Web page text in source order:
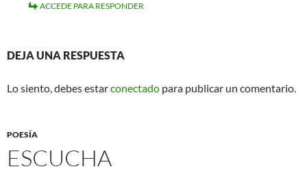
ACCEDE PARA RESPONDER
DEJA UNA RESPUESTA
Lo siento, debes estarconectado para publicar un comentario.
POESÍA
ESCUCHA